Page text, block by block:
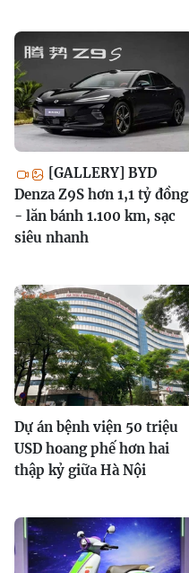
[GALLERY] BYD
Denza Z9S hơn 1,1 tỷ đồng
- lăn bánh 1.100 km, sạc
siêu nhanh
Dự án bệnh viện 50 triệu
USD hoang phế hơn hai
thập kỷ giữa Hà Nội